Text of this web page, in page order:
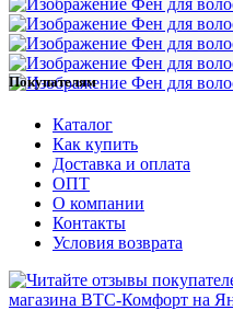
Покупателям
Каталог
Как купить
Доставка и оплата
ОПТ
О компании
Контакты
Условия возврата